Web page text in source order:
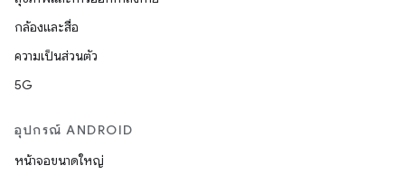
กล้องและสื่อ
ความเป็นส่วนตัว
5G
อุปกรณ์ ANDROID
หน้าจอขนาดใหญ่